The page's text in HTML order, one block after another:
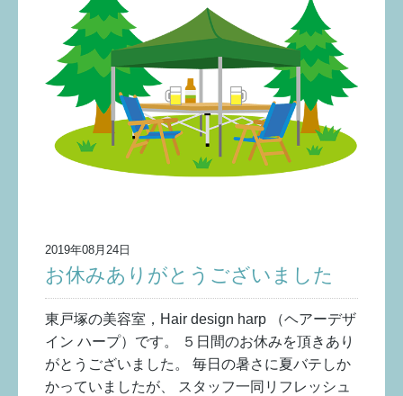
2019年08月24日
お休みありがとうございました
東戸塚の美容室，Hair design harp （ヘアーデザ
イン ハープ）です。 ５日間のお休みを頂きあり
がとうございました。 毎日の暑さに夏バテしか
かっていましたが、 スタッフ一同リフレッシュ